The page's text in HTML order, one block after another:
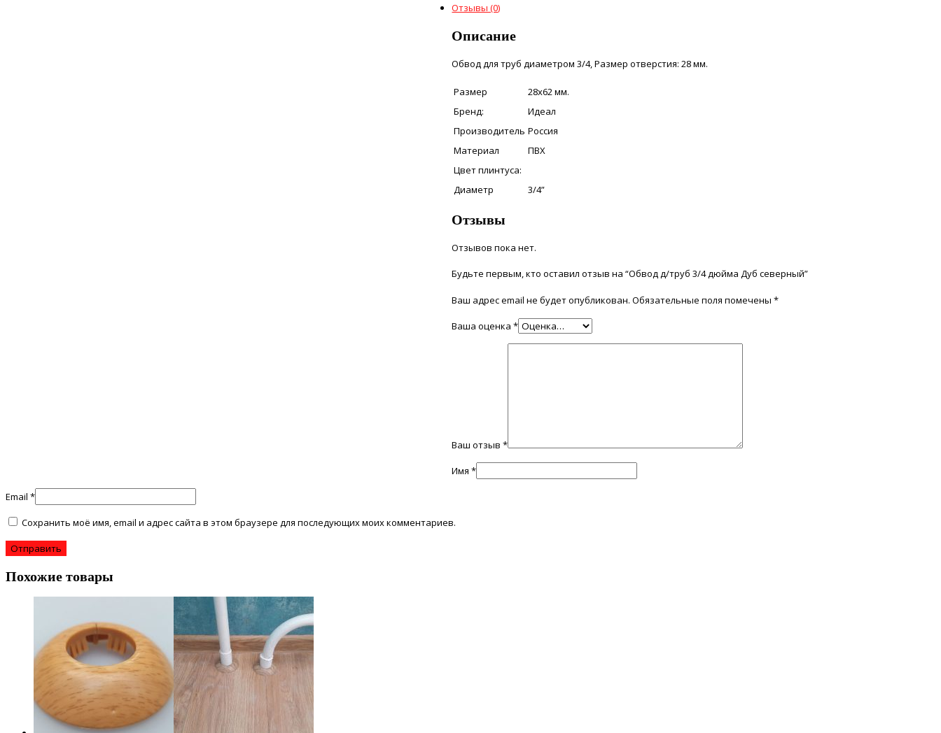
Отзывы (0)
Описание
Обвод для труб диаметром 3/4, Размер отверстия: 28 мм.
Размер
28х62 мм.
Бренд:
Идеал
Производитель Россия
Материал
ПВХ
Цвет плинтуса:
Диаметр
3/4”
Отзывы
Отзывов пока нет.
Будьте первым, кто оставил отзыв на “Обвод д/труб 3/4 дюйма Дуб северный”
Ваш адрес email не будет опубликован. Обязательные поля помечены*
Ваша оценка*
Ваш отзыв*
Имя*
Email *
Сохранить моё имя, email и адрес сайта в этом браузере для последующих моих комментариев.
Похожие товары